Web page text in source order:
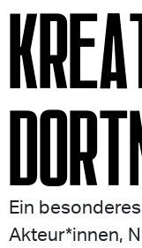
Ein
Akteur*innen,